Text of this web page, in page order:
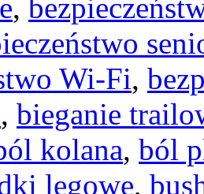
,
Wi-Fi,
, bieganie
kolana, ból
lęgowe,